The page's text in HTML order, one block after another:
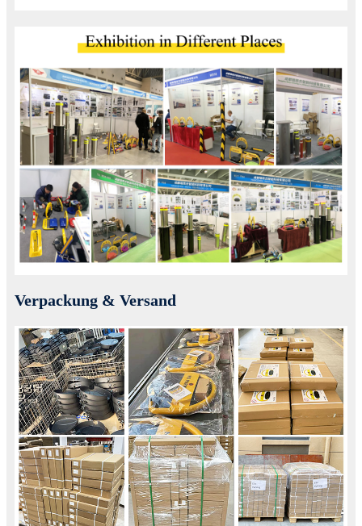
Verpackung & Versand